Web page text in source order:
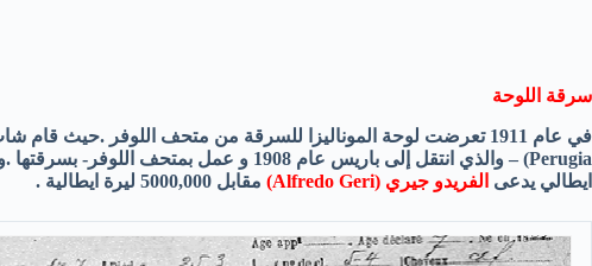
سرقة اللوحة
في عام 1911 تعرضت لوحة الموناليزا للسرقة من متحف اللوفر .حيث قام شاب إيطالي يدعى
Perugia
ايطالي يدعى الفريدو جيري Alfredo Geri)
) مقابل 5000,000 ليرة ايطالية .